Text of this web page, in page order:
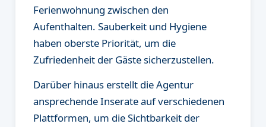
Ferienwohnung zwischen den
Aufenthalten. Sauberkeit und Hygiene
haben oberste Priorität, um die
Zufriedenheit der Gäste sicherzustellen.
Darüber hinaus erstellt die Agentur
ansprechende Inserate auf verschiedenen
Plattformen, um die Sichtbarkeit der